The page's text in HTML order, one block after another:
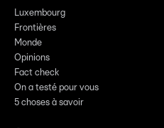
Luxembourg
Frontières
Monde
Opinions
Fact check
On a testé pour vous
5 choses à savoir